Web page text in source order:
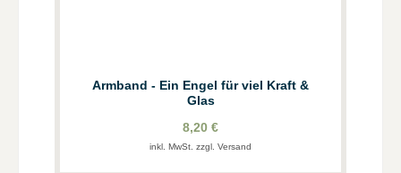
Armband - Ein Engel für viel Kraft &
Glas
8,20 €
inkl. MwSt. zzgl. Versand